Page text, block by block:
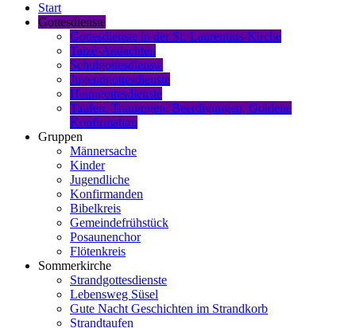
Start
Gottesdienste
Gottesdienste in der St.-Laurentius-Kirche
Taizé-Andachten
Schulgottesdienste
Jugendgottesdienste
Heimgottesdienste
Taufen, Trauungen, Beerdigungen, Goldene
Konfirmation
Gruppen
Männersache
Kinder
Jugendliche
Konfirmanden
Bibelkreis
Gemeindefrühstück
Posaunenchor
Flötenkreis
Sommerkirche
Strandgottesdienste
Lebensweg Süsel
Gute Nacht Geschichten im Strandkorb
Strandtaufen